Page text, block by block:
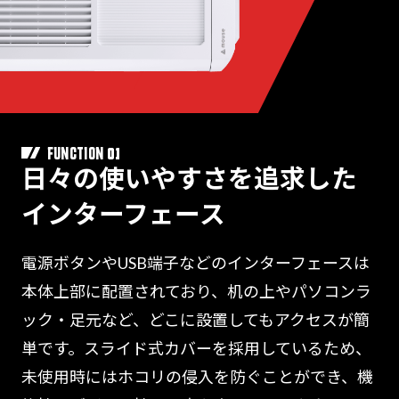
FUNCTION 01
日々の使いやすさを追求した
インターフェース
電源ボタンやUSB端子などのインターフェースは
本体上部に配置されており、机の上やパソコンラ
ック・足元など、どこに設置してもアクセスが簡
単です。スライド式カバーを採用しているため、
未使用時にはホコリの侵入を防ぐことができ、機